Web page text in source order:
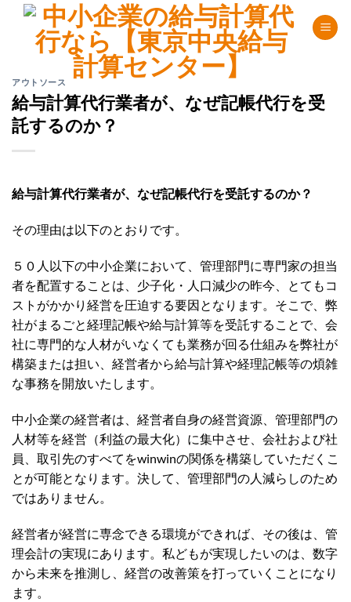
content
アウトソース
給与計算代行業者が、なぜ記帳代行を受
託するのか？
給与計算代行業者が、なぜ記帳代行を受託するのか？
その理由は以下のとおりです。
５０人以下の中小企業において、管理部門に専門家の担当
者を配置することは、少子化・人口減少の昨今、とてもコ
ストがかかり経営を圧迫する要因となります。そこで、弊
社がまるごと経理記帳や給与計算等を受託することで、会
社に専門的な人材がいなくても業務が回る仕組みを弊社が
構築または担い、経営者から給与計算や経理記帳等の煩雑
な事務を開放いたします。
中小企業の経営者は、経営者自身の経営資源、管理部門の
人材等を経営（利益の最大化）に集中させ、会社および社
員、取引先のすべてをwinwinの関係を構築していただくこ
とが可能となります。決して、管理部門の人減らしのため
ではありません。
経営者が経営に専念できる環境ができれば、その後は、管
理会計の実現にあります。私どもが実現したいのは、数字
から未来を推測し、経営の改善策を打っていくことになり
ます。